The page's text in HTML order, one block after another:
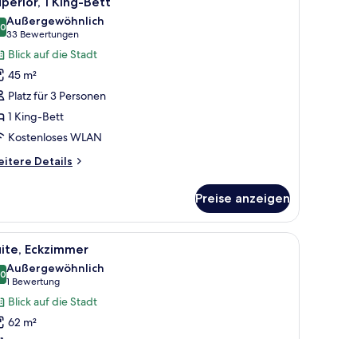
von 10
Außergewöhnlich
33 Bewertungen
(33
Bewertungen)
Blick auf die Stadt
45 m²
Platz für 3 Personen
1 King-Bett
Kostenloses WLAN
Details
Preise anzeigen
Esstisch und Blick auf die Stadtlandschaft.Ein modernes Hotelzimmer mit Sofa,
6 Eckzimmer
von 10
Außergewöhnlich
1 Bewertung
(1
Bewertung)
Blick auf die Stadt
62 m²